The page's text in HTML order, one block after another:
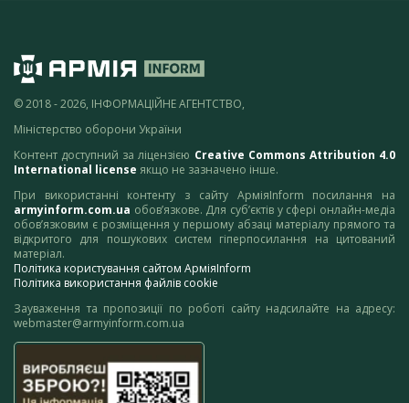
© 2018 - 2026, ІНФОРМАЦІЙНЕ АГЕНТСТВО,
Міністерство оборони України
Контент доступний за ліцензією Creative Commons Attribution 4.0
International license якщо не зазначено інше.
При використанні контенту з сайту АрміяInform посилання на
armyinform.com.ua обов’язкове. Для суб’єктів у сфері онлайн-медіа
обов’язковим є розміщення у першому абзаці матеріалу прямого та
відкритого для пошукових систем гіперпосилання на цитований
матеріал.
Політика користування сайтом АрміяInform
Політика використання файлів cookie
Зауваження та пропозиції по роботі сайту надсилайте на адресу:
webmaster@armyinform.com.ua